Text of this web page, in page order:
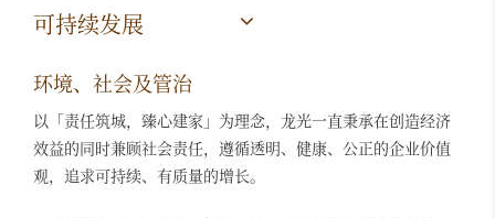
可持续发展
环境、社会及管治
以「责任筑城，臻心建家」为理念，龙光一直秉承在创造经济
效益的同时兼顾社会责任，遵循透明、健康、公正的企业价值
观，追求可持续、有质量的增长。